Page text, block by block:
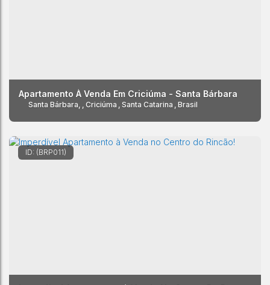
Apartamento À Venda Em Criciúma - Santa Bárbara
Santa Bárbara , Criciúma , Santa Catarina , Brasil
(BRP011)